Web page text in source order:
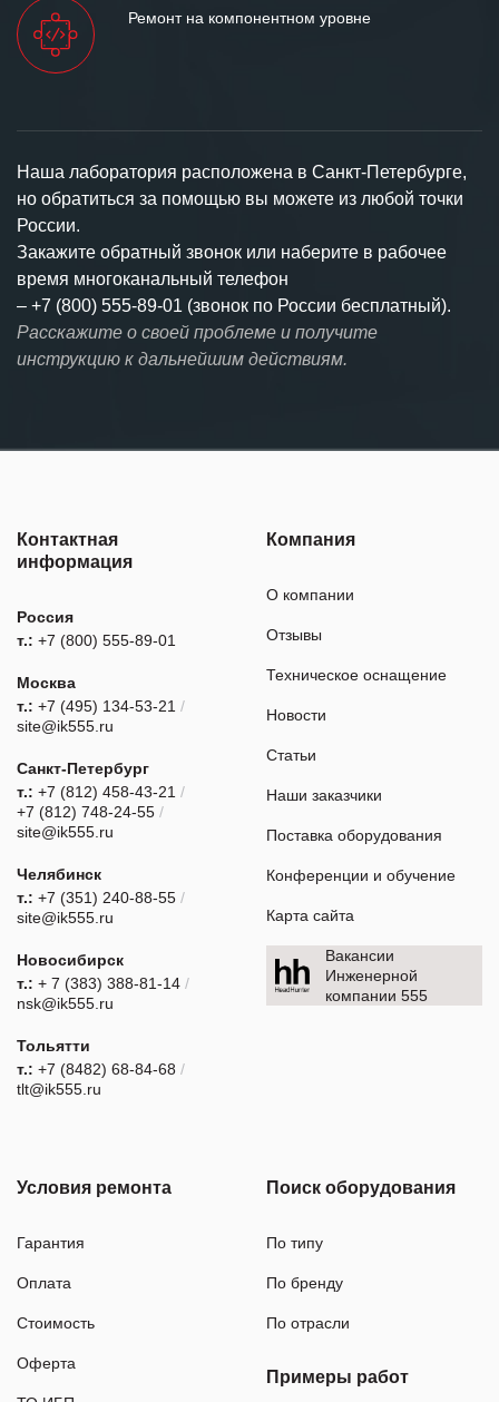
Ремонт на компонентном уровне
Наша лаборатория расположена в Санкт-Петербурге,
но обратиться за помощью вы можете из любой точки
России.
Закажите обратный звонок или наберите в рабочее
время многоканальный телефон
– +7 (800) 555-89-01 (звонок по России бесплатный).
Расскажите о своей проблеме и получите
инструкцию к дальнейшим действиям.
Контактная
информация
Россия
т.: +7 (800) 555-89-01
Москва
т.: +7 (495) 134-53-21 /
site@ik555.ru
Санкт-Петербург
т.: +7 (812) 458-43-21 /
+7 (812) 748-24-55 /
site@ik555.ru
Челябинск
т.: +7 (351) 240-88-55 /
site@ik555.ru
Новосибирск
т.: + 7 (383) 388-81-14 /
nsk@ik555.ru
Тольятти
т.: +7 (8482) 68-84-68 /
tlt@ik555.ru
Компания
О компании
Отзывы
Техническое оснащение
Новости
Статьи
Наши заказчики
Поставка оборудования
Конференции и обучение
Карта сайта
Вакансии
Инженерной
компании 555
Условия ремонта
Гарантия
Оплата
Стоимость
Оферта
Поиск оборудования
По типу
По бренду
По отрасли
Примеры работ